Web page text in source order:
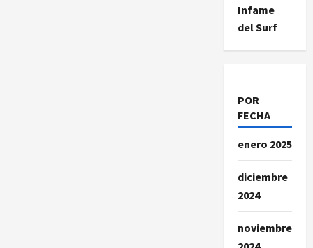
Infame
del Surf
POR
FECHA
enero 2025
diciembre
2024
noviembre